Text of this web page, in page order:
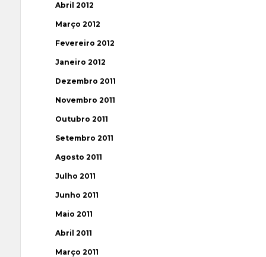
Abril 2012
Março 2012
Fevereiro 2012
Janeiro 2012
Dezembro 2011
Novembro 2011
Outubro 2011
Setembro 2011
Agosto 2011
Julho 2011
Junho 2011
Maio 2011
Abril 2011
Março 2011